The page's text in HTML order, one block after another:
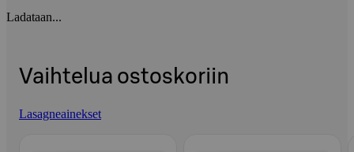
Ladataan...
Vaihtelua ostoskoriin
Lasagneainekset